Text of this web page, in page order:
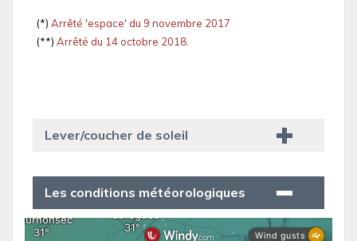
(*) Arrêté 'espace' du 9 novembre 2017
(**) Arrêté du 14 octobre 2018.
Lever/coucher de soleil
Les conditions météorologiques